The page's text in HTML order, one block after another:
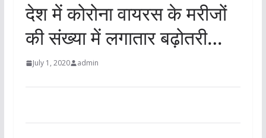
देश में कोरोना वायरस के मरीजों
की संख्या में लगातार बढ़ोतरी…
July 1, 2020 admin